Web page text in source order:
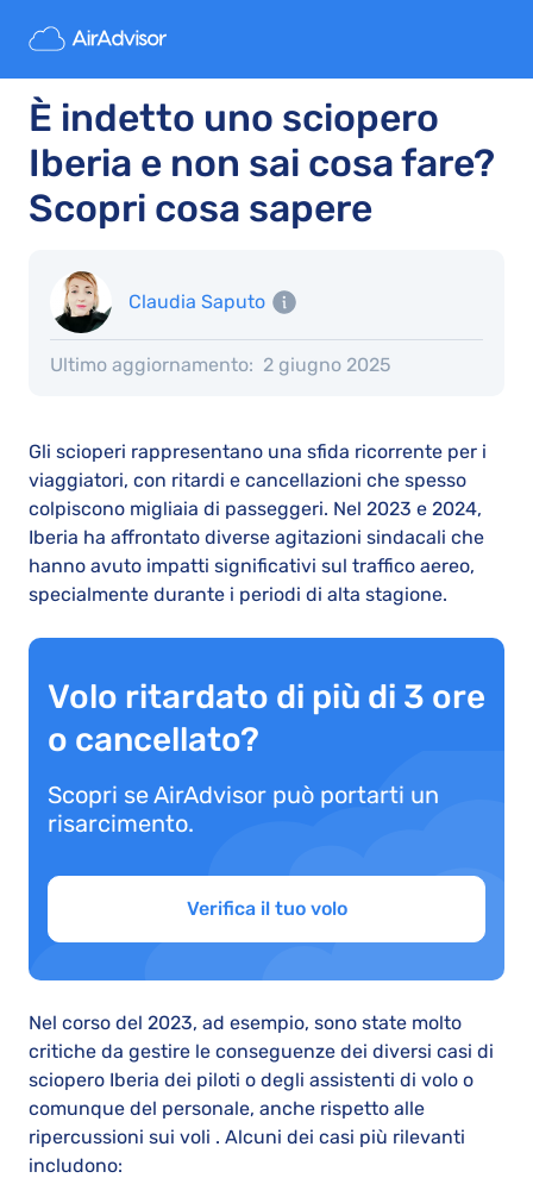
È indetto uno sciopero
Iberia e non sai cosa fare?
Scopri cosa sapere
Claudia Saputo
Ultimo aggiornamento: 2 giugno 2025
Gli scioperi rappresentano una sfida ricorrente per i
viaggiatori, con ritardi e cancellazioni che spesso
colpiscono migliaia di passeggeri. Nel 2023 e 2024,
Iberia ha affrontato diverse agitazioni sindacali che
hanno avuto impatti significativi sul traffico aereo,
specialmente durante i periodi di alta stagione.
Volo ritardato di più di 3 ore
o cancellato?
Scopri se AirAdvisor può portarti un
risarcimento.
Verifica il tuo volo
Nel corso del 2023, ad esempio, sono state molto
critiche da gestire le conseguenze dei diversi casi di
sciopero Iberia dei piloti o degli assistenti di volo o
comunque del personale, anche rispetto alle
ripercussioni sui voli . Alcuni dei casi più rilevanti
includono: